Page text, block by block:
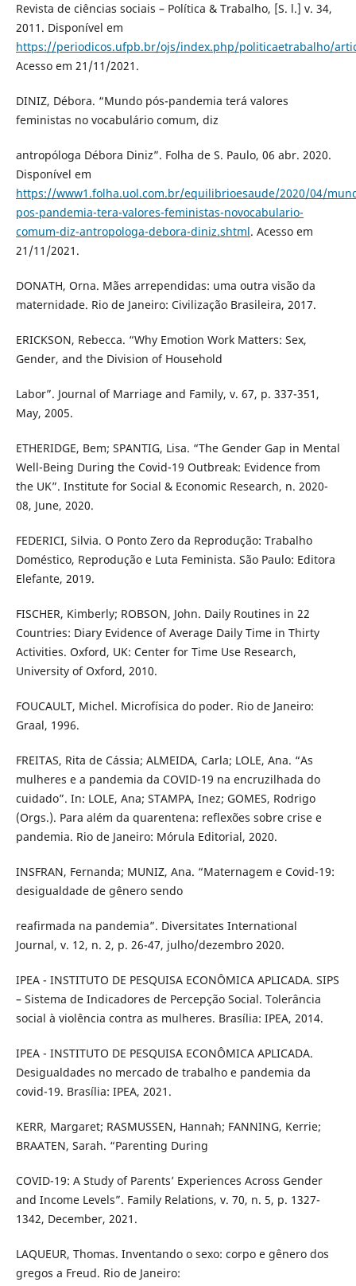
Revista de ciências sociais – Política & Trabalho, [S. l.] v. 34,
2011. Disponível em
https://periodicos.ufpb.br/ojs/index.php/politicaetrabalho/
Acesso em 21/11/2021.
DINIZ, Débora. “Mundo pós-pandemia terá valores
feministas no vocabulário comum, diz
antropóloga Débora Diniz”. Folha de S. Paulo, 06 abr. 2020.
Disponível em
https://www1.folha.uol.com.br/equilibrioesaude/2020/04/
pos-pandemia-tera-valores-feministas-novocabulario-
comum-diz-antropologa-debora-diniz.shtml. Acesso em
21/11/2021.
DONATH, Orna. Mães arrependidas: uma outra visão da
maternidade. Rio de Janeiro: Civilização Brasileira, 2017.
ERICKSON, Rebecca. “Why Emotion Work Matters: Sex,
Gender, and the Division of Household
Labor”. Journal of Marriage and Family, v. 67, p. 337-351,
May, 2005.
ETHERIDGE, Bem; SPANTIG, Lisa. “The Gender Gap in Mental
Well-Being During the Covid-19 Outbreak: Evidence from
the UK”. Institute for Social & Economic Research, n. 2020-
08, June, 2020.
FEDERICI, Silvia. O Ponto Zero da Reprodução: Trabalho
Doméstico, Reprodução e Luta Feminista. São Paulo: Editora
Elefante, 2019.
FISCHER, Kimberly; ROBSON, John. Daily Routines in 22
Countries: Diary Evidence of Average Daily Time in Thirty
Activities. Oxford, UK: Center for Time Use Research,
University of Oxford, 2010.
FOUCAULT, Michel. Microfísica do poder. Rio de Janeiro:
Graal, 1996.
FREITAS, Rita de Cássia; ALMEIDA, Carla; LOLE, Ana. “As
mulheres e a pandemia da COVID-19 na encruzilhada do
cuidado”. In: LOLE, Ana; STAMPA, Inez; GOMES, Rodrigo
(Orgs.). Para além da quarentena: reflexões sobre crise e
pandemia. Rio de Janeiro: Mórula Editorial, 2020.
INSFRAN, Fernanda; MUNIZ, Ana. “Maternagem e Covid-19:
desigualdade de gênero sendo
reafirmada na pandemia”. Diversitates International
Journal, v. 12, n. 2, p. 26-47, julho/dezembro 2020.
IPEA - INSTITUTO DE PESQUISA ECONÔMICA APLICADA. SIPS
– Sistema de Indicadores de Percepção Social. Tolerância
social à violência contra as mulheres. Brasília: IPEA, 2014.
IPEA - INSTITUTO DE PESQUISA ECONÔMICA APLICADA.
Desigualdades no mercado de trabalho e pandemia da
covid-19. Brasília: IPEA, 2021.
KERR, Margaret; RASMUSSEN, Hannah; FANNING, Kerrie;
BRAATEN, Sarah. “Parenting During
COVID-19: A Study of Parents’ Experiences Across Gender
and Income Levels”. Family Relations, v. 70, n. 5, p. 1327-
1342, December, 2021.
LAQUEUR, Thomas. Inventando o sexo: corpo e gênero dos
gregos a Freud. Rio de Janeiro: